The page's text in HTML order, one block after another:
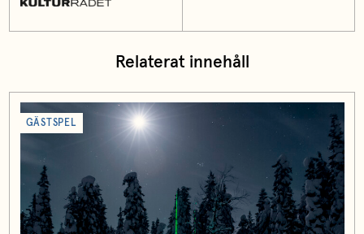
Relaterat innehåll
GÄSTSPEL